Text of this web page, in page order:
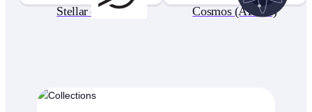
Stellar (XLM) Cosmos (ATOM)